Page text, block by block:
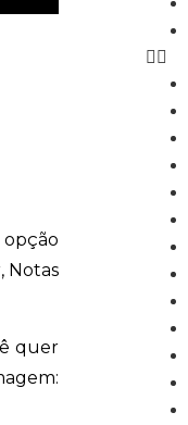
opção
Notas
quer